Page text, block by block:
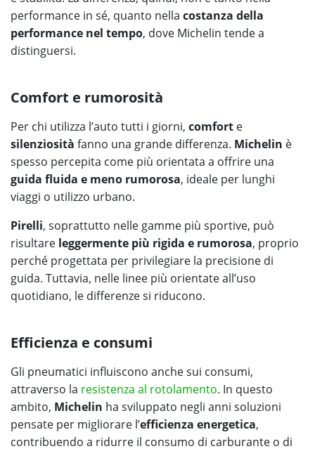
performance in sé, quanto nella costanza della
performance nel tempo, dove Michelin tende a
distinguersi.
Comfort e rumorosità
Per chi utilizza l’auto tutti i giorni, comfort e
silenziosità fanno una grande differenza. Michelin è
spesso percepita come più orientata a offrire una
guida fluida e meno rumorosa, ideale per lunghi
viaggi o utilizzo urbano.
Pirelli, soprattutto nelle gamme più sportive, può
risultare leggermente più rigida e rumorosa, proprio
perché progettata per privilegiare la precisione di
guida. Tuttavia, nelle linee più orientate all’uso
quotidiano, le differenze si riducono.
Efficienza e consumi
Gli pneumatici influiscono anche sui consumi,
attraverso la resistenza al rotolamento. In questo
ambito, Michelin ha sviluppato negli anni soluzioni
pensate per migliorare l’efficienza energetica,
contribuendo a ridurre il consumo di carburante o di